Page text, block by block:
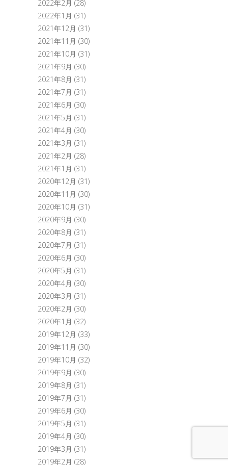
2022年2月 (28)
2022年1月 (31)
2021年12月 (31)
2021年11月 (30)
2021年10月 (31)
2021年9月 (30)
2021年8月 (31)
2021年7月 (31)
2021年6月 (30)
2021年5月 (31)
2021年4月 (30)
2021年3月 (31)
2021年2月 (28)
2021年1月 (31)
2020年12月 (31)
2020年11月 (30)
2020年10月 (31)
2020年9月 (30)
2020年8月 (31)
2020年7月 (31)
2020年6月 (30)
2020年5月 (31)
2020年4月 (30)
2020年3月 (31)
2020年2月 (30)
2020年1月 (32)
2019年12月 (33)
2019年11月 (30)
2019年10月 (32)
2019年9月 (30)
2019年8月 (31)
2019年7月 (31)
2019年6月 (30)
2019年5月 (31)
2019年4月 (30)
2019年3月 (31)
2019年2月 (28)